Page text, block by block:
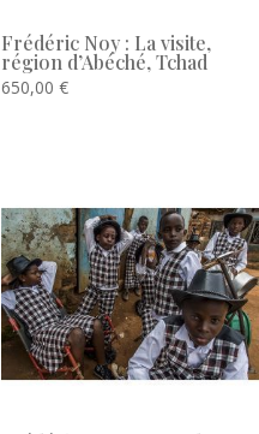
Frédéric Noy : La visite,
région d’Abéché, Tchad
650,00 €